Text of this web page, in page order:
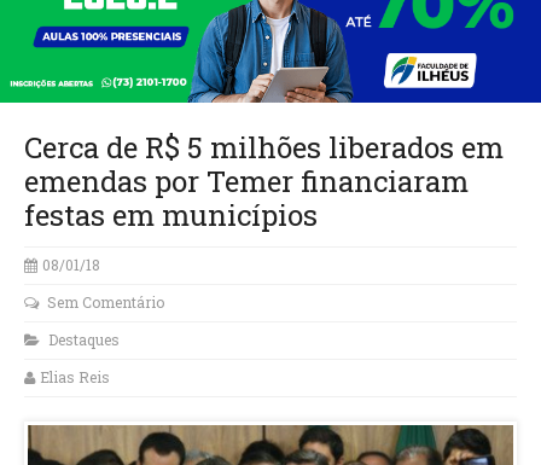
Cerca de R$ 5 milhões liberados em
emendas por Temer financiaram
festas em municípios
08/01/18
Sem Comentário
Destaques
Elias Reis